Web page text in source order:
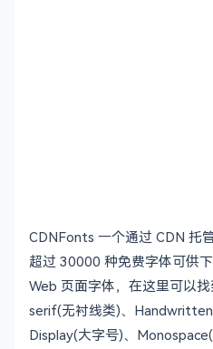
CDNFonts 一个通过 CDN 托
超过 30000 种免费字体可供
Web 页面字体，在这里可以
serif(无衬线类)、Handwritten
Display(大字号)、